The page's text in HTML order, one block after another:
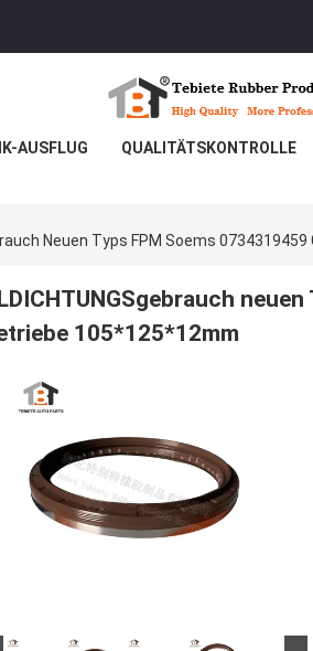
AUSFLUG QUALITÄTSKONTROLLE
Neuen Typs FPM Soems
105*125*12mm